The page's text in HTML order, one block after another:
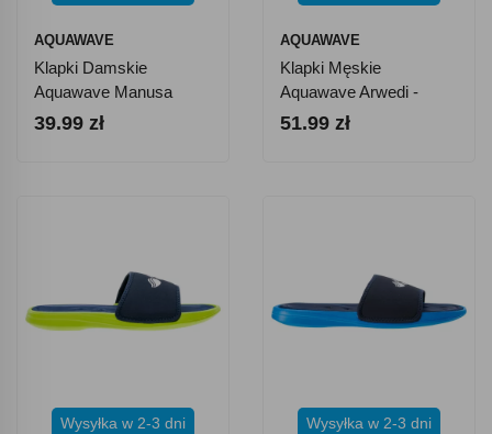
AQUAWAVE
Klapki Damskie
Aquawave Manusa
WMNS - Czarne
39.99 zł
AQUAWAVE
Klapki Męskie
Aquawave Arwedi -
Czarne
51.99 zł
Wysyłka w 2-3 dni Wysyłka w 2-3 dni